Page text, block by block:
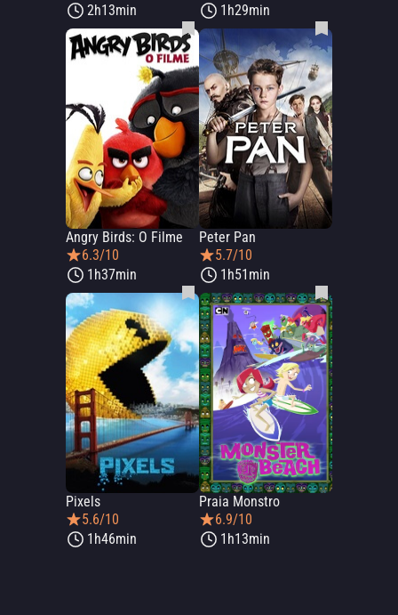
2h13min
1h29min
Angry Birds: O Filme
6.3/10
1h37min
Peter Pan
5.7/10
1h51min
Pixels
5.6/10
1h46min
Praia Monstro
6.9/10
1h13min